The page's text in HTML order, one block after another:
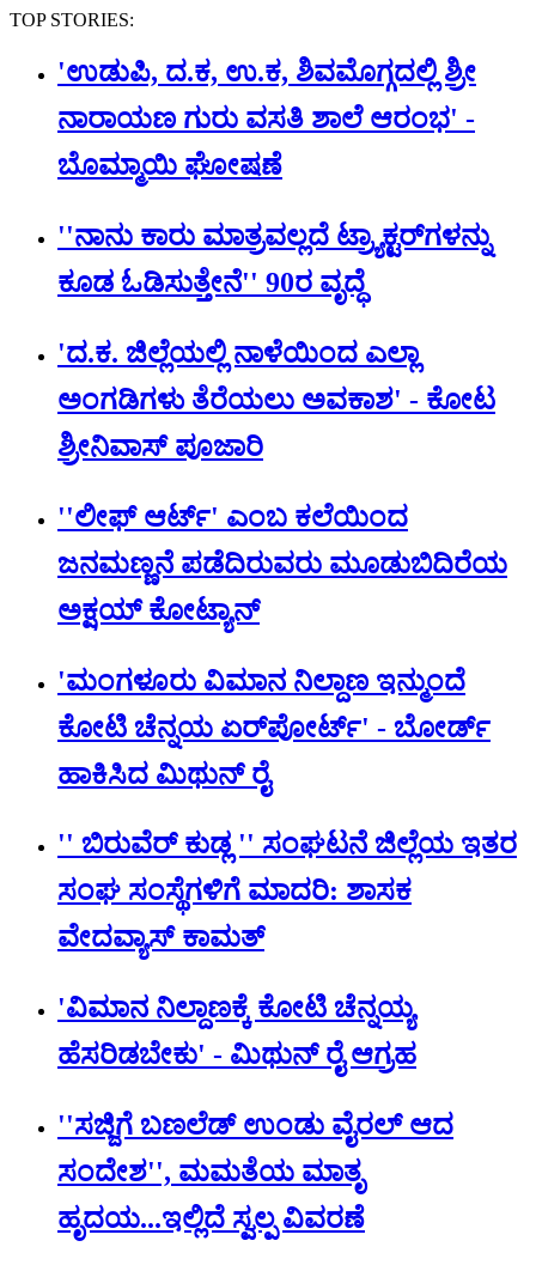
TOP STORIES:
'ಉಡುಪಿ, ದ.ಕ, ಉ.ಕ, ಶಿವಮೊಗ್ಗದಲ್ಲಿ ಶ್ರೀ
ನಾರಾಯಣ ಗುರು ವಸತಿ ಶಾಲೆ ಆರಂಭ' -
ಬೊಮ್ಮಾಯಿ ಘೋಷಣೆ
''ನಾನು ಕಾರು ಮಾತ್ರವಲ್ಲದೆ ಟ್ರ್ಯಾಕ್ಟರ್​ಗಳನ್ನು
ಕೂಡ ಓಡಿಸುತ್ತೇನೆ'' 90ರ ವೃದ್ಧೆ
'ದ.ಕ. ಜಿಲ್ಲೆಯಲ್ಲಿ ನಾಳೆಯಿಂದ ಎಲ್ಲಾ
ಅಂಗಡಿಗಳು ತೆರೆಯಲು ಅವಕಾಶ' - ಕೋಟ
ಶ್ರೀನಿವಾಸ್ ಪೂಜಾರಿ
''ಲೀಫ್ ಆರ್ಟ್' ಎಂಬ ಕಲೆಯಿಂದ
ಜನಮಣ್ಣನೆ ಪಡೆದಿರುವರು ಮೂಡುಬಿದಿರೆಯ
ಅಕ್ಷಯ್ ಕೋಟ್ಯಾನ್
'ಮಂಗಳೂರು ವಿಮಾನ ನಿಲ್ದಾಣ ಇನ್ಮುಂದೆ
ಕೋಟಿ ಚೆನ್ನಯ ಏರ್‌‌ಪೋರ್ಟ್' - ಬೋರ್ಡ್
ಹಾಕಿಸಿದ ಮಿಥುನ್‌ ರೈ
'' ಬಿರುವೆರ್ ಕುಡ್ಲ '' ಸಂಘಟನೆ ಜಿಲ್ಲೆಯ ಇತರ
ಸಂಘ ಸಂಸ್ಥೆಗಳಿಗೆ ಮಾದರಿ: ಶಾಸಕ
ವೇದವ್ಯಾಸ್ ಕಾಮತ್
'ವಿಮಾನ ನಿಲ್ದಾಣಕ್ಕೆ ಕೋಟಿ ಚೆನ್ನಯ್ಯ
ಹೆಸರಿಡಬೇಕು' - ಮಿಥುನ್ ರೈ ಆಗ್ರಹ
''ಸಜ್ಜಿಗೆ ಬಣಲೆಡ್ ಉಂಡು ವೈರಲ್ ಆದ
ಸಂದೇಶ'', ಮಮತೆಯ ಮಾತೃ
ಹೃದಯ...ಇಲ್ಲಿದೆ ಸ್ವಲ್ಪ ವಿವರಣೆ